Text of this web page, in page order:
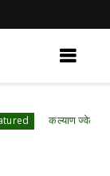
ज्वेलर्स में डकैती की